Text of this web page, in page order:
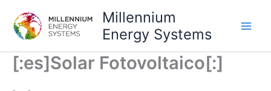
contenido
Millennium
Energy Systems
[:es]Solar Fotovoltaico[:]